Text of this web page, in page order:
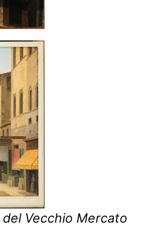
del Vecchio Mercato